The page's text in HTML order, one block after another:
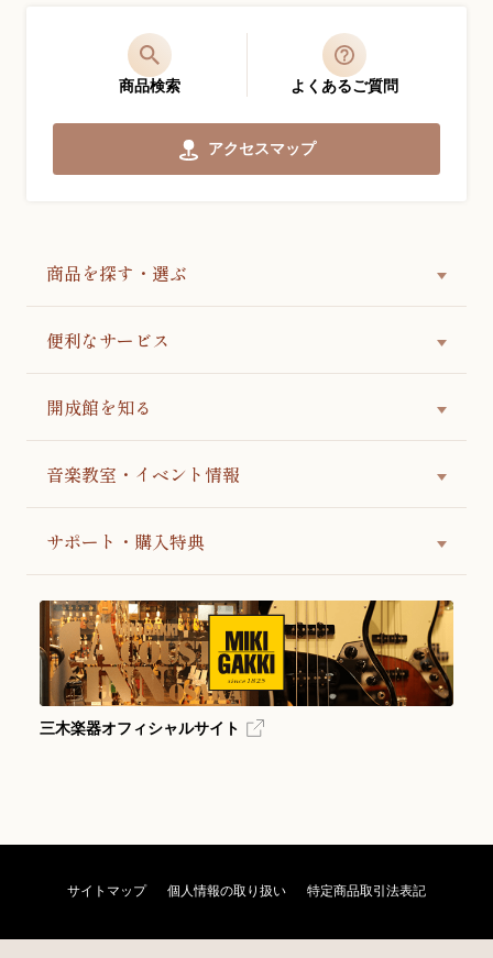
商品検索 よくあるご質問
アクセスマップ
商品を探す・選ぶ
便利なサービス
開成館を知る
音楽教室・イベント情報
サポート・購入特典
三木楽器オフィシャルサイト
サイトマップ 個人情報の取り扱い 特定商品取引法表記